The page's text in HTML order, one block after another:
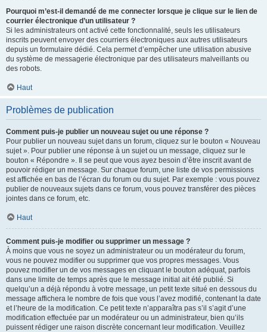
Pourquoi m’est-il demandé de me connecter lorsque je clique sur le lien de
courrier électronique d’un utilisateur ?
Si les administrateurs ont activé cette fonctionnalité, seuls les utilisateurs
inscrits peuvent envoyer des courriers électroniques aux autres utilisateurs
depuis un formulaire dédié. Cela permet d’empêcher une utilisation abusive
du système de messagerie électronique par des utilisateurs malveillants ou
des robots.
Haut
Problèmes de publication
Comment puis-je publier un nouveau sujet ou une réponse ?
Pour publier un nouveau sujet dans un forum, cliquez sur le bouton « Nouveau
sujet ». Pour publier une réponse à un sujet ou un message, cliquez sur le
bouton « Répondre ». Il se peut que vous ayez besoin d’être inscrit avant de
pouvoir rédiger un message. Sur chaque forum, une liste de vos permissions
est affichée en bas de l’écran du forum ou du sujet. Par exemple : vous pouvez
publier de nouveaux sujets dans ce forum, vous pouvez transférer des pièces
jointes dans ce forum, etc.
Haut
Comment puis-je modifier ou supprimer un message ?
À moins que vous ne soyez un administrateur ou un modérateur du forum,
vous ne pouvez modifier ou supprimer que vos propres messages. Vous
pouvez modifier un de vos messages en cliquant le bouton adéquat, parfois
dans une limite de temps après que le message initial ait été publié. Si
quelqu’un a déjà répondu à votre message, un petit texte situé en dessous du
message affichera le nombre de fois que vous l’avez modifié, contenant la date
et l’heure de la modification. Ce petit texte n’apparaîtra pas s’il s’agit d’une
modification effectuée par un modérateur ou un administrateur, bien qu’ils
puissent rédiger une raison discrète concernant leur modification. Veuillez